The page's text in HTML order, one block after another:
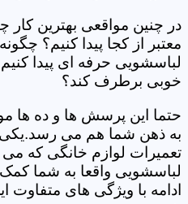
در چنین مواقعی بهترین
معتبر از کجا پیدا کنیم؟
لباسشویی حرفه ای پیدا
خوبی برطرف کند؟
حتما این پرسش ها و ده ها
به ذهن شما هم می رسد.یکی
تعمیرات لوازم خانگی که می
لباسشویی واقعا به شما
ادامه با ویژگی های